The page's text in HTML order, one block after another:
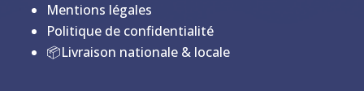
Mentions légales
Politique de confidentialité
📦Livraison nationale & locale